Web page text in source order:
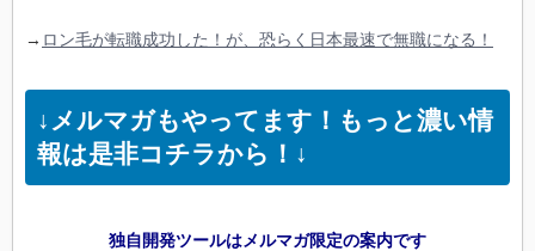
→ ロン毛が転職成功した！が、恐らく日本最速で無職になる！
↓メルマガもやってます！もっと濃い情
報は是非コチラから！↓
独自開発ツールはメルマガ限定の案内です